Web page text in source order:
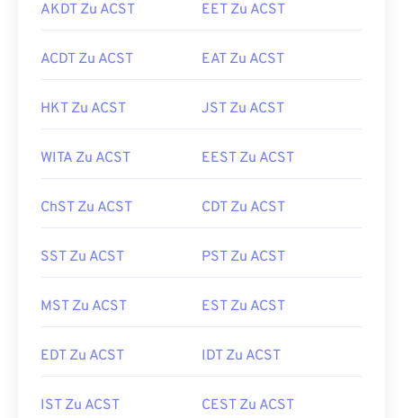
AKDT Zu ACST EET Zu ACST
ACDT Zu ACST EAT Zu ACST
HKT Zu ACST JST Zu ACST
WITA Zu ACST EEST Zu ACST
ChST Zu ACST CDT Zu ACST
SST Zu ACST PST Zu ACST
MST Zu ACST EST Zu ACST
EDT Zu ACST IDT Zu ACST
IST Zu ACST CEST Zu ACST